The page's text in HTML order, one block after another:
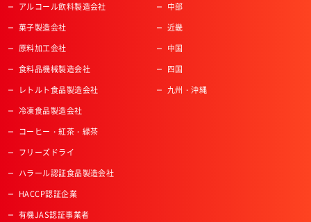
アルコール飲料製造会社
菓子製造会社
原料加工会社
食料品機械製造会社
レトルト食品製造会社
冷凍食品製造会社
コーヒー・紅茶・緑茶
フリーズドライ
ハラール認証食品製造会社
HACCP認証企業
有機JAS認証事業者
中部
近畿
中国
四国
九州・沖縄